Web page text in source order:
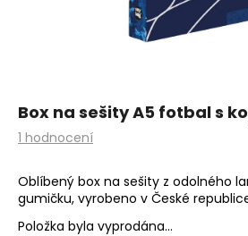
Průměrné
produktu
je
5,0
z
1 hodnocení
Box na sešity A5 fotbal s
Oblíbený box na sešity z odolného
gumičku, vyrobeno v České
Položka byla vyprodána…
?
HLEDAT